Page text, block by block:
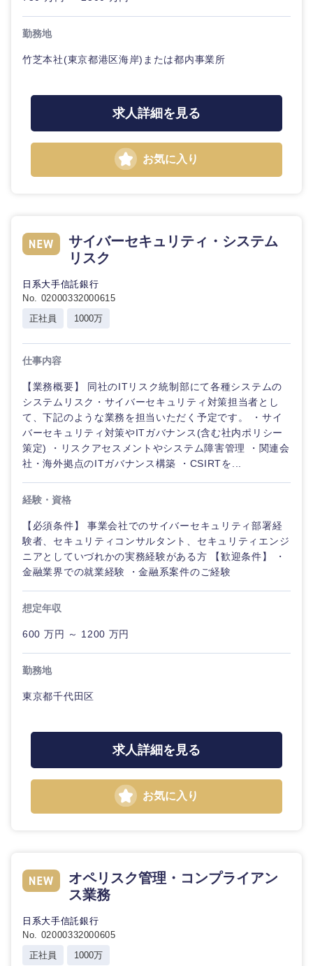
長崎県 熊本県
大分県
鹿児島県
海外
勤務地
竹芝本社(東京都港区海岸)または都内事業所
求人詳細を見る
お気に入り
サイバーセキュリティ・システム
リスク
日系大手信託銀行
No. 02000332000615
正社員
1000万
仕事内容
【業務概要】 同社のITリスク統制部にて各種システムの
システムリスク・サイバーセキュリティ対策担当者とし
て、下記のような業務を担当いただく予定です。 ・サイ
バーセキュリティ対策やITガバナンス(含む社内ポリシー
策定) ・リスクアセスメントやシステム障害管理 ・関連会
社・海外拠点のITガバナンス構築 ・CSIRTを...
経験・資格
【必須条件】 事業会社でのサイバーセキュリティ部署経
験者、セキュリティコンサルタント、セキュリティエンジ
ニアとしていづれかの実務経験がある方 【歓迎条件】 ・
金融業界での就業経験 ・金融系案件のご経験
想定年収
600 万円 ～ 1200 万円
勤務地
東京都千代田区
求人詳細を見る
お気に入り
オペリスク管理・コンプライアン
ス業務
日系大手信託銀行
No. 02000332000605
正社員
1000万